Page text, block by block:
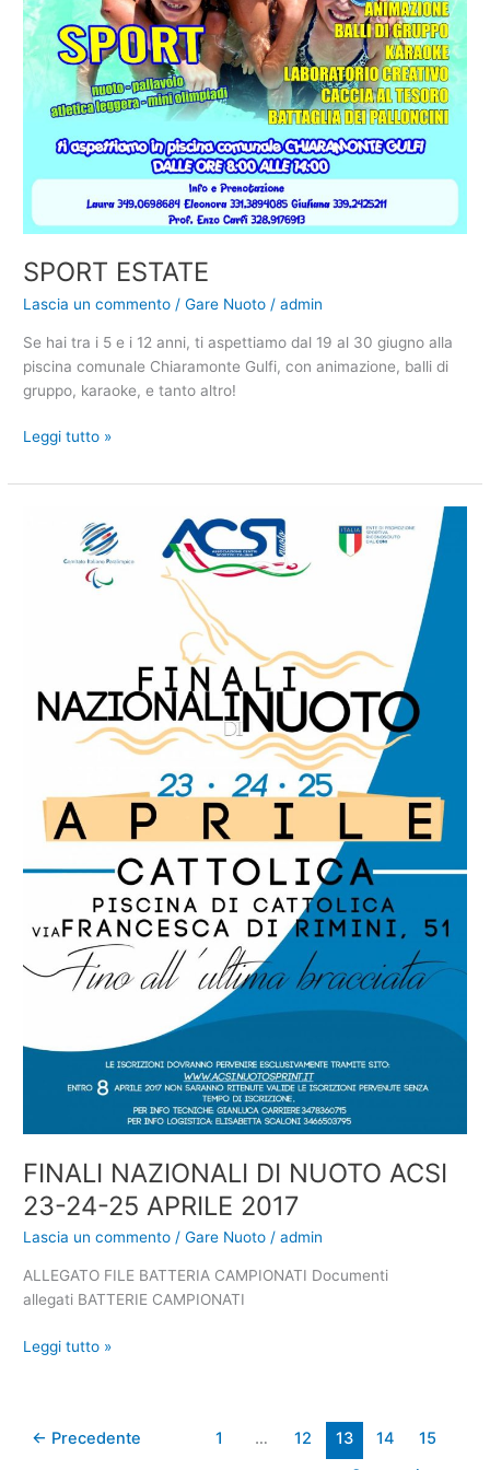
SPORT ESTATE
Lascia un commento /Gare Nuoto /admin
Se hai tra i 5 e i 12 anni, ti aspettiamo dal 19 al 30 giugno alla
piscina comunale Chiaramonte Gulfi, con animazione, balli di
gruppo, karaoke, e tanto altro!
SPORT
Leggi tutto »
FINALI NAZIONALI DI NUOTO ACSI
23-24-25 APRILE 2017
Lascia un commento /Gare Nuoto /admin
ALLEGATO FILE BATTERIA CAMPIONATI Documenti
allegati BATTERIE CAMPIONATI
FINALI
ACSI
Leggi tutto »
← Precedente 1 … 12 13 14
15